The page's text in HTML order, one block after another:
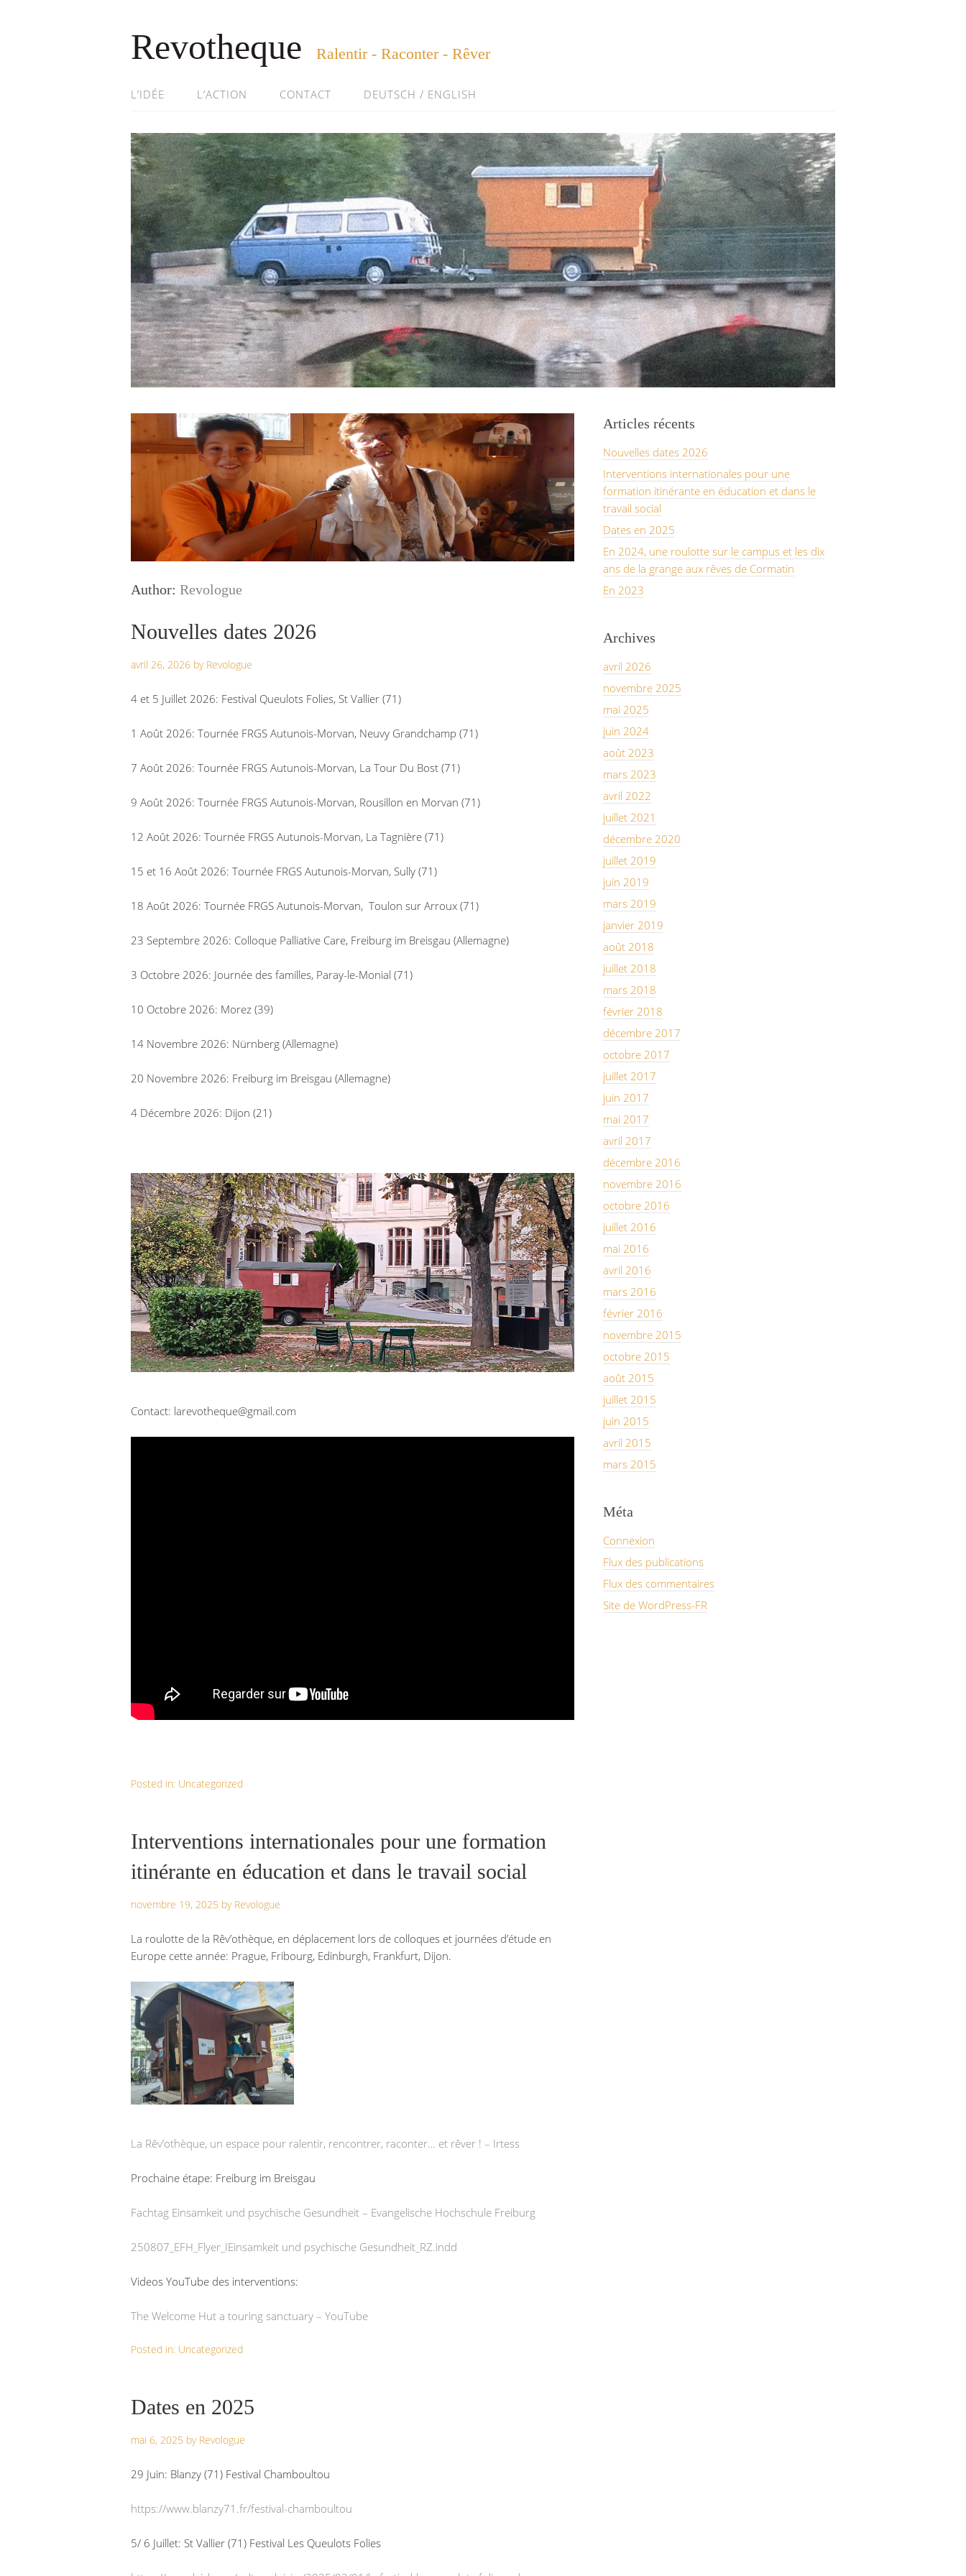
Revotheque Ralentir - Raconter - Rêver
L’IDÉE L’ACTION CONTACT DEUTSCH / ENGLISH
Author: Revologue
Nouvelles dates 2026
avril 26, 2026 by Revologue
4 et 5 Juillet 2026: Festival Queulots Folies, St Vallier (71)
1 Août 2026: Tournée FRGS Autunois-Morvan, Neuvy Grandchamp (71)
7 Août 2026: Tournée FRGS Autunois-Morvan, La Tour Du Bost (71)
9 Août 2026: Tournée FRGS Autunois-Morvan, Rousillon en Morvan (71)
12 Août 2026: Tournée FRGS Autunois-Morvan, La Tagnière (71)
15 et 16 Août 2026: Tournée FRGS Autunois-Morvan, Sully (71)
18 Août 2026: Tournée FRGS Autunois-Morvan, Toulon sur Arroux (71)
23 Septembre 2026: Colloque Palliative Care, Freiburg im Breisgau (Allemagne)
3 Octobre 2026: Journée des familles, Paray-le-Monial (71)
10 Octobre 2026: Morez (39)
14 Novembre 2026: Nürnberg (Allemagne)
20 Novembre 2026: Freiburg im Breisgau (Allemagne)
4 Décembre 2026: Dijon (21)
Contact: larevotheque@gmail.com
Posted in: Uncategorized
Interventions internationales pour une formation
itinérante en éducation et dans le travail social
novembre 19, 2025 by Revologue
La roulotte de la Rêv’othèque, en déplacement lors de colloques et journées d’étude en
Europe cette année: Prague, Fribourg, Edinburgh, Frankfurt, Dijon.
La Rêv’othèque, un espace pour ralentir, rencontrer, raconter… et rêver ! – Irtess
Prochaine étape: Freiburg im Breisgau
Fachtag Einsamkeit und psychische Gesundheit – Evangelische Hochschule Freiburg
250807_EFH_Flyer_IEinsamkeit und psychische Gesundheit_RZ.indd
Videos YouTube des interventions:
The Welcome Hut a touring sanctuary – YouTube
Posted in: Uncategorized
Dates en 2025
mai 6, 2025 by Revologue
29 Juin: Blanzy (71) Festival Chamboultou
https://www.blanzy71.fr/festival-chamboultou
5/ 6 Juillet: St Vallier (71) Festival Les Queulots Folies
Articles récents
Nouvelles dates 2026
Interventions internationales pour une
formation itinérante en éducation et dans le
travail social
Dates en 2025
En 2024, une roulotte sur le campus et les dix
ans de la grange aux rêves de Cormatin
En 2023
Archives
avril 2026
novembre 2025
mai 2025
juin 2024
août 2023
mars 2023
avril 2022
juillet 2021
décembre 2020
juillet 2019
juin 2019
mars 2019
janvier 2019
août 2018
juillet 2018
mars 2018
février 2018
décembre 2017
octobre 2017
juillet 2017
juin 2017
mai 2017
avril 2017
décembre 2016
novembre 2016
octobre 2016
juillet 2016
mai 2016
avril 2016
mars 2016
février 2016
novembre 2015
octobre 2015
août 2015
juillet 2015
juin 2015
avril 2015
mars 2015
Méta
Connexion
Flux des publications
Flux des commentaires
Site de WordPress-FR